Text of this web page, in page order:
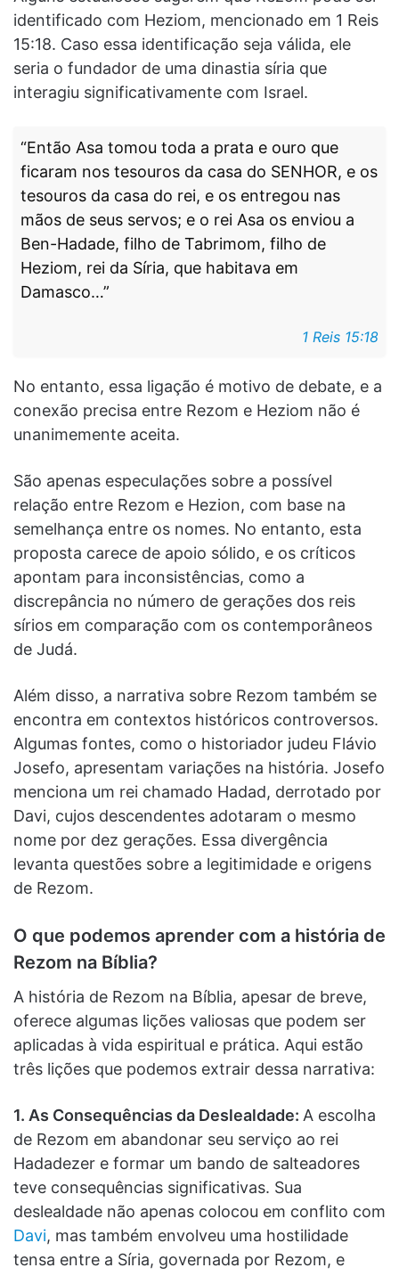
identificado com Heziom, mencionado em 1 Reis
15:18. Caso essa identificação seja válida, ele
seria o fundador de uma dinastia síria que
interagiu significativamente com Israel.
“Então Asa tomou toda a prata e ouro que
ficaram nos tesouros da casa do SENHOR, e os
tesouros da casa do rei, e os entregou nas
mãos de seus servos; e o rei Asa os enviou a
Ben-Hadade, filho de Tabrimom, filho de
Heziom, rei da Síria, que habitava em
Damasco…”
1 Reis 15:18
No entanto, essa ligação é motivo de debate, e a
conexão precisa entre Rezom e Heziom não é
unanimemente aceita.
São apenas especulações sobre a possível
relação entre Rezom e Hezion, com base na
semelhança entre os nomes. No entanto, esta
proposta carece de apoio sólido, e os críticos
apontam para inconsistências, como a
discrepância no número de gerações dos reis
sírios em comparação com os contemporâneos
de Judá.
Além disso, a narrativa sobre Rezom também se
encontra em contextos históricos controversos.
Algumas fontes, como o historiador judeu Flávio
Josefo, apresentam variações na história. Josefo
menciona um rei chamado Hadad, derrotado por
Davi, cujos descendentes adotaram o mesmo
nome por dez gerações. Essa divergência
levanta questões sobre a legitimidade e origens
de Rezom.
O que podemos aprender com a história de
Rezom na Bíblia?
A história de Rezom na Bíblia, apesar de breve,
oferece algumas lições valiosas que podem ser
aplicadas à vida espiritual e prática. Aqui estão
três lições que podemos extrair dessa narrativa:
1. As Consequências da Deslealdade: A escolha
de Rezom em abandonar seu serviço ao rei
Hadadezer e formar um bando de salteadores
teve consequências significativas. Sua
deslealdade não apenas colocou em conflito com
Davi, mas também envolveu uma hostilidade
tensa entre a Síria, governada por Rezom, e